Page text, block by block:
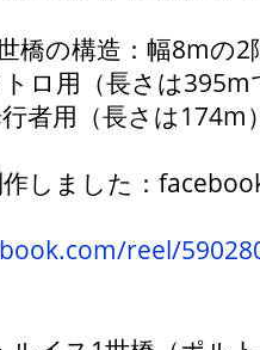
橋の構造：幅8mの2
ロ用（長さは
者用（長さは174m
しました：
reel/